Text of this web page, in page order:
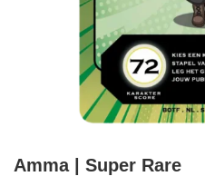
Amma | Super Rare